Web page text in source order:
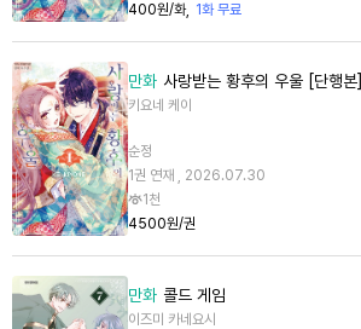
400원/화
1화 무료
만화 사랑받는 황후의 우울 [단행본]
키요네 케이
순정
1권 연재 , 2026.07.30
1천
4500원/권
만화 콜드 게임
이즈미 카네요시